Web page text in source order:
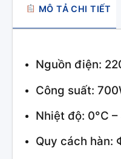
MÔ TẢ CHI TIẾT
Nguồn điện:
Công suất:
Nhiệt độ: 0°C –
Quy cách hàn: